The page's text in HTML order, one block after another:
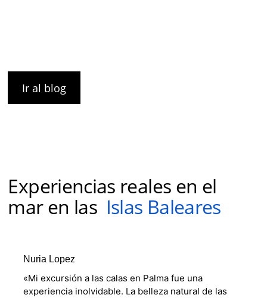
Ir al blog
Experiencias reales en el
mar en las Islas Baleares
Nuria Lopez
«Mi excursión a las calas en Palma fue una
experiencia inolvidable. La belleza natural de las